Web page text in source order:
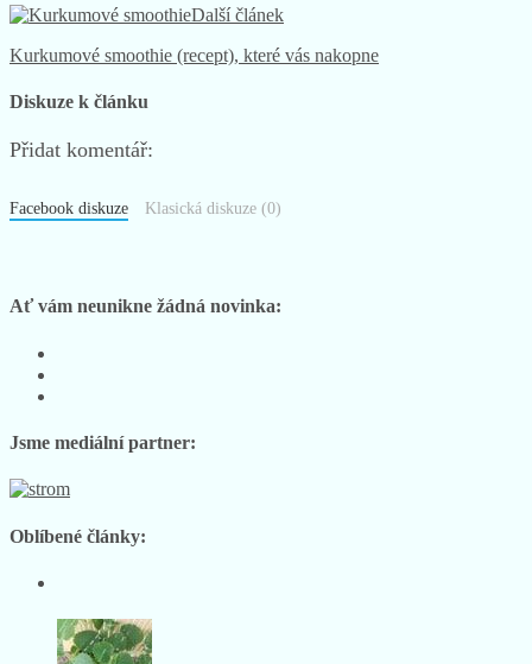
Další článek
Kurkumové smoothie (recept), které vás nakopne
Diskuze k článku
Přidat komentář:
Facebook diskuze Klasická diskuze (0)
Ať vám neunikne žádná novinka:
Instagramu
na
Jsme mediální partner:
Oblíbené články: